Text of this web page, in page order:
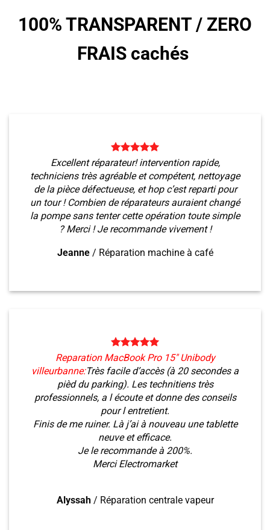
100% TRANSPARENT / ZERO
FRAIS cachés
Excellent réparateur! intervention rapide,
techniciens très agréable et compétent, nettoyage
de la pièce défectueuse, et hop c’est reparti pour
un tour ! Combien de réparateurs auraient changé
la pompe sans tenter cette opération toute simple
? Merci ! Je recommande vivement !
Jeanne / Réparation machine à café
Reparation MacBook Pro 15″ Unibody
villeurbanne:Très facile d’accès (à 20 secondes a
pièd du parking). Les technitiens très
professionnels, a l écoute et donne des conseils
pour l entretient.
Finis de me ruiner. Là j’ai à nouveau une tablette
neuve et efficace.
Je le recommande à 200%.
Merci Electromarket
Alyssah / Réparation centrale vapeur